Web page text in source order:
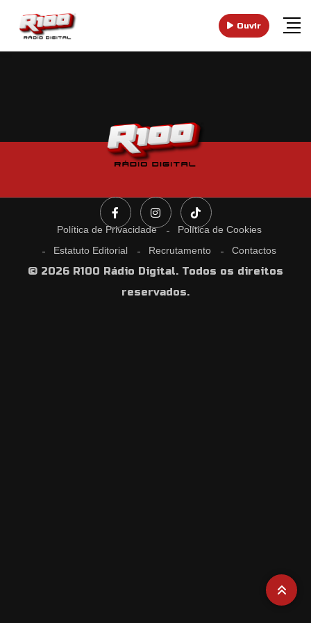
Ouvir
Política de Privacidade
Política de Cookies
Estatuto Editorial
Recrutamento Contactos
© 2026 R100 Rádio Digital. Todos os direitos
reservados.